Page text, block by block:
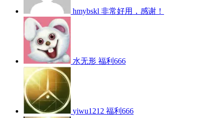
hmybskl 非常好用，感谢！
水无形 福利666
yiwu1212 福利666